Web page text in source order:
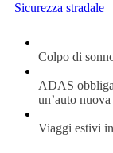
Sicurezza stradale
Colpo di
ADAS
un’auto nuova
Viaggi estivi